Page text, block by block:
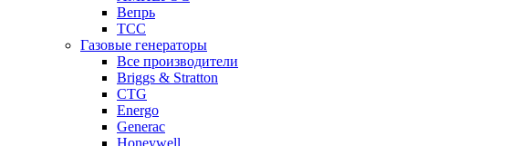
Вепрь
ТСС
Газовые генераторы
Все производители
Briggs & Stratton
CTG
Energo
Generac
Honeywell